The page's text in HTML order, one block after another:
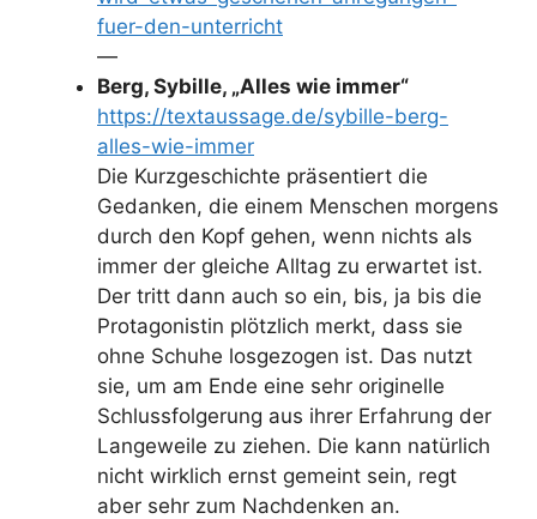
fuer-den-unterricht
—
Berg, Sybille, „Alles wie immer“
https://textaussage.de/sybille-berg-
alles-wie-immer
Die Kurzgeschichte präsentiert die
Gedanken, die einem Menschen morgens
durch den Kopf gehen, wenn nichts als
immer der gleiche Alltag zu erwartet ist.
Der tritt dann auch so ein, bis, ja bis die
Protagonistin plötzlich merkt, dass sie
ohne Schuhe losgezogen ist. Das nutzt
sie, um am Ende eine sehr originelle
Schlussfolgerung aus ihrer Erfahrung der
Langeweile zu ziehen. Die kann natürlich
nicht wirklich ernst gemeint sein, regt
aber sehr zum Nachdenken an.